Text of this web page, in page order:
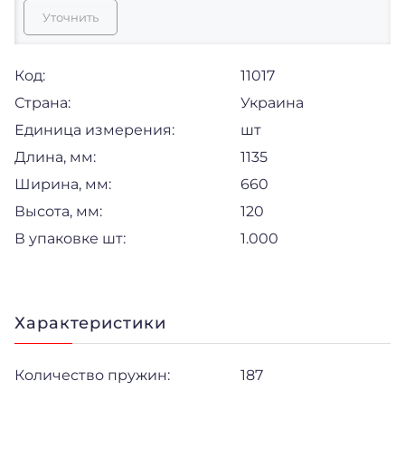
Уточнить
Код:
11017
Страна:
Украина
Единица измерения:
шт
Длина, мм:
1135
Ширина, мм:
660
Высота, мм:
120
В упаковке шт:
1.000
Характеристики
Количество пружин: 187